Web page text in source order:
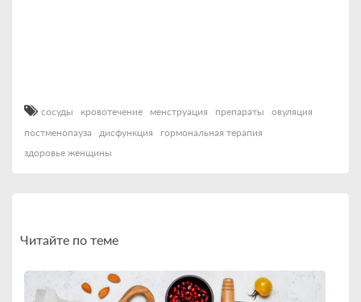
сосуды кровотечение менструация препараты
овуляция
постменопауза
дисфункция
гормональная терапия
здоровье женщины
Читайте по теме